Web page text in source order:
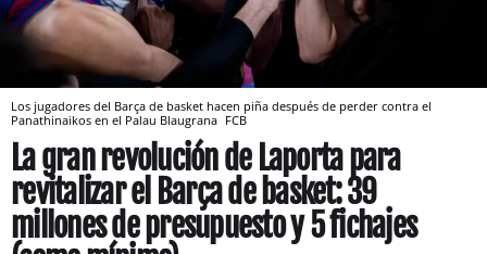
Los jugadores del Barça de basket hacen piña después de perder contra el
Panathinaikos en el Palau Blaugrana FCB
La gran revolución de Laporta para
revitalizar el Barça de basket: 39
millones de presupuesto y 5 fichajes